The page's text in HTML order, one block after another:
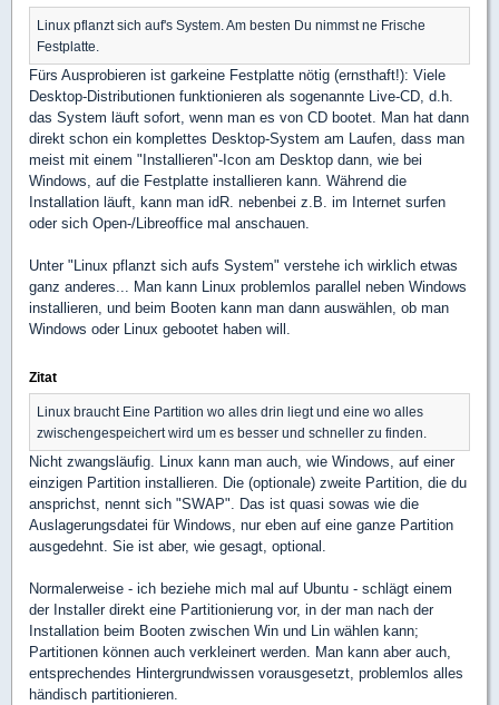
Linux pflanzt sich auf's System. Am besten Du nimmst ne Frische
Festplatte.
Fürs Ausprobieren ist garkeine Festplatte nötig (ernsthaft!): Viele
Desktop-Distributionen funktionieren als sogenannte Live-CD, d.h.
das System läuft sofort, wenn man es von CD bootet. Man hat dann
direkt schon ein komplettes Desktop-System am Laufen, dass man
meist mit einem "Installieren"-Icon am Desktop dann, wie bei
Windows, auf die Festplatte installieren kann. Während die
Installation läuft, kann man idR. nebenbei z.B. im Internet surfen
oder sich Open-/Libreoffice mal anschauen.
Unter "Linux pflanzt sich aufs System" verstehe ich wirklich etwas
ganz anderes... Man kann Linux problemlos parallel neben Windows
installieren, und beim Booten kann man dann auswählen, ob man
Windows oder Linux gebootet haben will.
Zitat
Linux braucht Eine Partition wo alles drin liegt und eine wo alles
zwischengespeichert wird um es besser und schneller zu finden.
Nicht zwangsläufig. Linux kann man auch, wie Windows, auf einer
einzigen Partition installieren. Die (optionale) zweite Partition, die du
ansprichst, nennt sich "SWAP". Das ist quasi sowas wie die
Auslagerungsdatei für Windows, nur eben auf eine ganze Partition
ausgedehnt. Sie ist aber, wie gesagt, optional.
Normalerweise - ich beziehe mich mal auf Ubuntu - schlägt einem
der Installer direkt eine Partitionierung vor, in der man nach der
Installation beim Booten zwischen Win und Lin wählen kann;
Partitionen können auch verkleinert werden. Man kann aber auch,
entsprechendes Hintergrundwissen vorausgesetzt, problemlos alles
händisch partitionieren.